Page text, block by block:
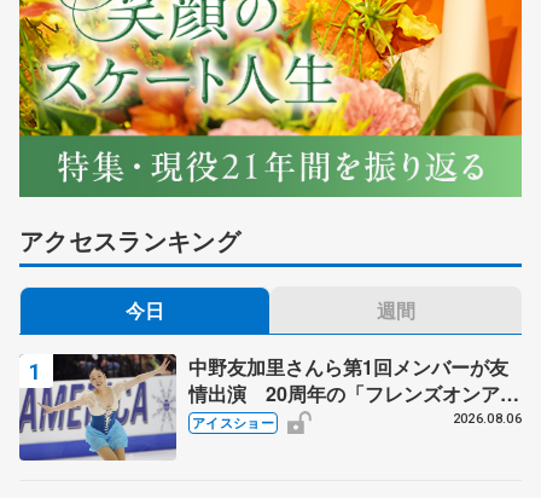
アクセスランキング
今日 週間
中野友加里さんら第1回メンバーが友
情出演 20周年の「フレンズオンアイ
ス」 宮本賢二さん、有川梨絵さん、
アイスショー 2026.08.06